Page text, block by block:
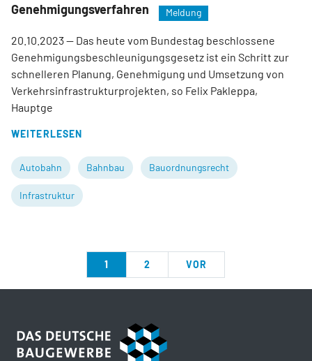
Genehmigungsverfahren
Meldung
20.10.2023— Das heute vom Bundestag beschlossene
Genehmigungsbeschleunigungsgesetz ist ein Schritt zur
schnelleren Planung, Genehmigung und Umsetzung von
Verkehrsinfrastrukturprojekten, so Felix Pakleppa,
Hauptge
WEITERLESEN
Autobahn Bahnbau Bauordnungsrecht
Infrastruktur
1 2 VOR